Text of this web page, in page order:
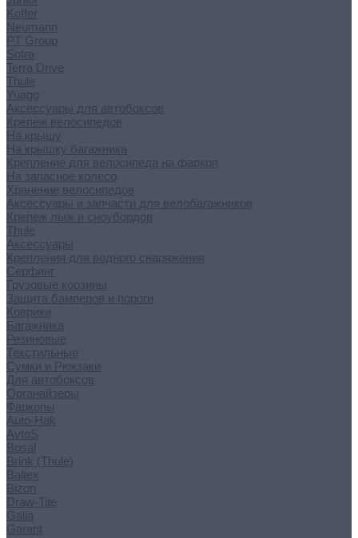
Koffer
Neumann
PT Group
Sotra
Terra Drive
Thule
Yuago
Аксессуары для автобоксов
Крепеж велосипедов
На крышу
На крышку багажника
Крепление для велосипеда на фаркоп
На запасное колесо
Хранение велосипедов
Аксессуары и запчасти для велобагажников
Крепеж лыж и сноубордов
Thule
Аксессуары
Крепления для водного снаряжения
Серфинг
Грузовые корзины
Защита бамперов и пороги
Коврики
Багажника
Резиновые
Текстильные
Сумки и Рюкзаки
Для автобоксов
Органайзеры
Фаркопы
Auto-Hak
AvtoS
Bosal
Brink (Thule)
Baltex
Bizon
Draw-Tite
Galia
Garant